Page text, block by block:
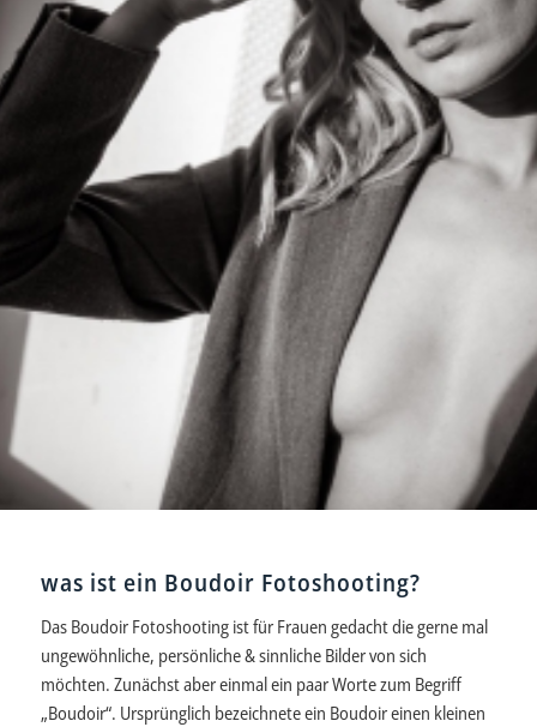
was ist ein Boudoir Fotoshooting?
Das Boudoir Fotoshooting ist für Frauen gedacht die gerne mal
ungewöhnliche, persönliche & sinnliche Bilder von sich
möchten. Zunächst aber einmal ein paar Worte zum Begriff
„Boudoir“. Ursprünglich bezeichnete ein Boudoir einen kleinen